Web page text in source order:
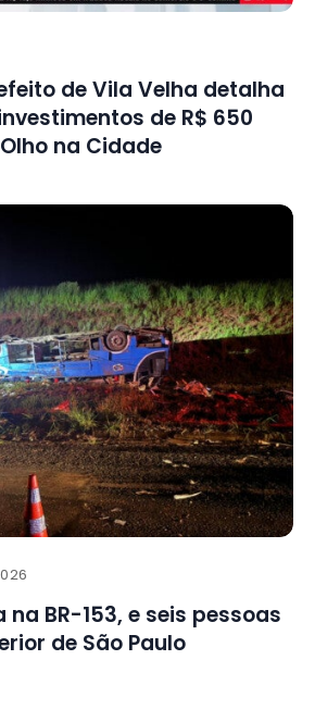
de Vila Velha detalha
de R$ 650
na Cidade
BR-153, e seis pessoas
de São Paulo